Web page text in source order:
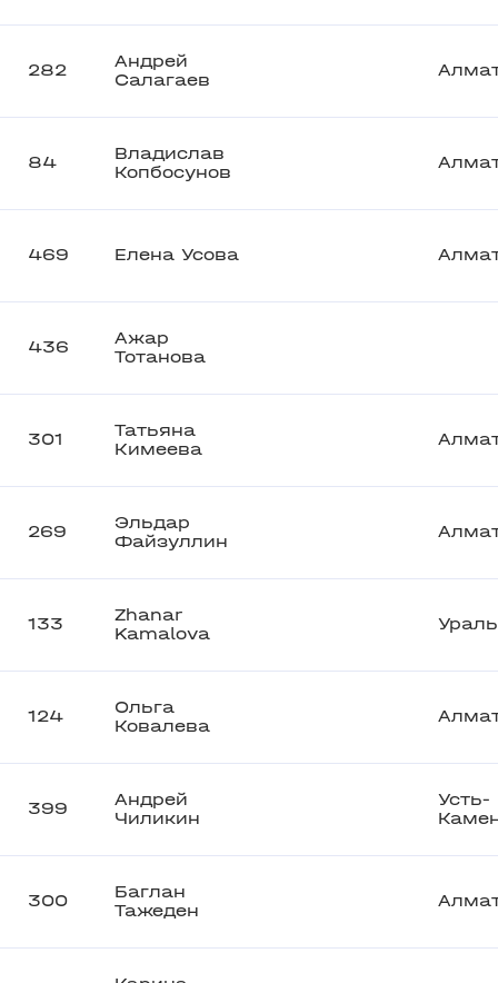
282
Андрей
Салагаев
84
Владислав
Копбосунов
469 Елена Усова
436
Ажар
Тотанова
301
Татьяна
Кимеева
269
Эльдар
Файзуллин
133
Zhanar
Kamalova
124
Ольга
Ковалева
399
Андрей
Чиликин
Усть-
300
Баглан
Тажеден